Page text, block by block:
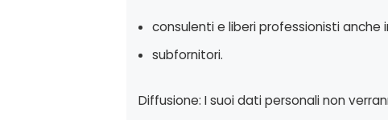
consulenti e liberi professionisti anche
subfornitori.
Diffusione: I suoi dati personali non